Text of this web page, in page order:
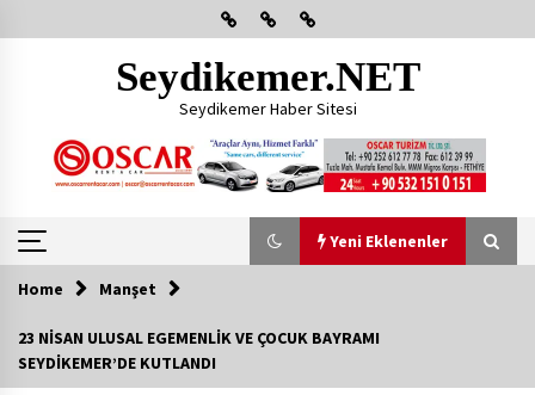
to
Seydikemer.NET
Seydikemer Haber Sitesi
Yeni Eklenenler
Yeni Eklenenler
Başkan Aras Yatırımları Yerinde İnceledi
Home Manşet
23 NİSAN ULUSAL EGEMENLİK VE ÇOCUK BAYRAMI
SEYDİKEMER’DE KUTLANDI